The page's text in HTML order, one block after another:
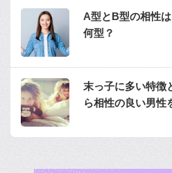
A型とB型の相性
何型？
末っ子に多い特徴
ら相性の良い男性